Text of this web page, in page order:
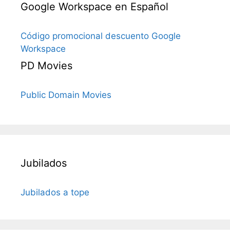
Google Workspace en Español
Código promocional descuento Google
Workspace
PD Movies
Public Domain Movies
Jubilados
Jubilados a tope